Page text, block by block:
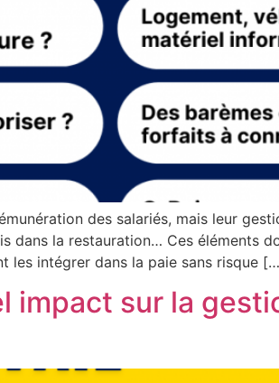
des salariés, mais leur
dans la restauration… Ces éléments
les intégrer dans la paie sans risque
impact sur la